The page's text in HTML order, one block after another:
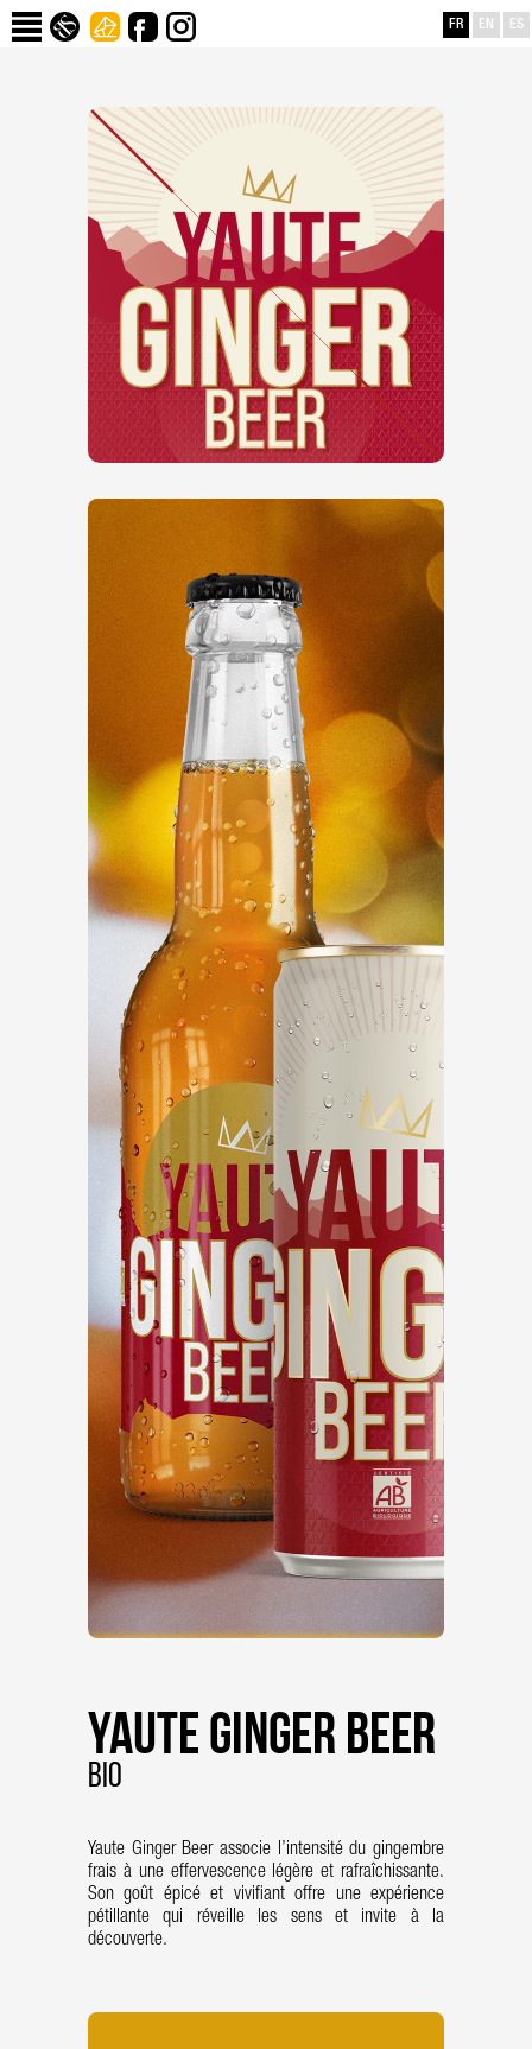
FR EN ES
Yaute Ginger Beer
Bio
Yaute Ginger Beer associe l’intensité du gingembre
frais à une effervescence légère et rafraîchissante.
Son goût épicé et vivifiant offre une expérience
pétillante qui réveille les sens et invite à la
découverte.